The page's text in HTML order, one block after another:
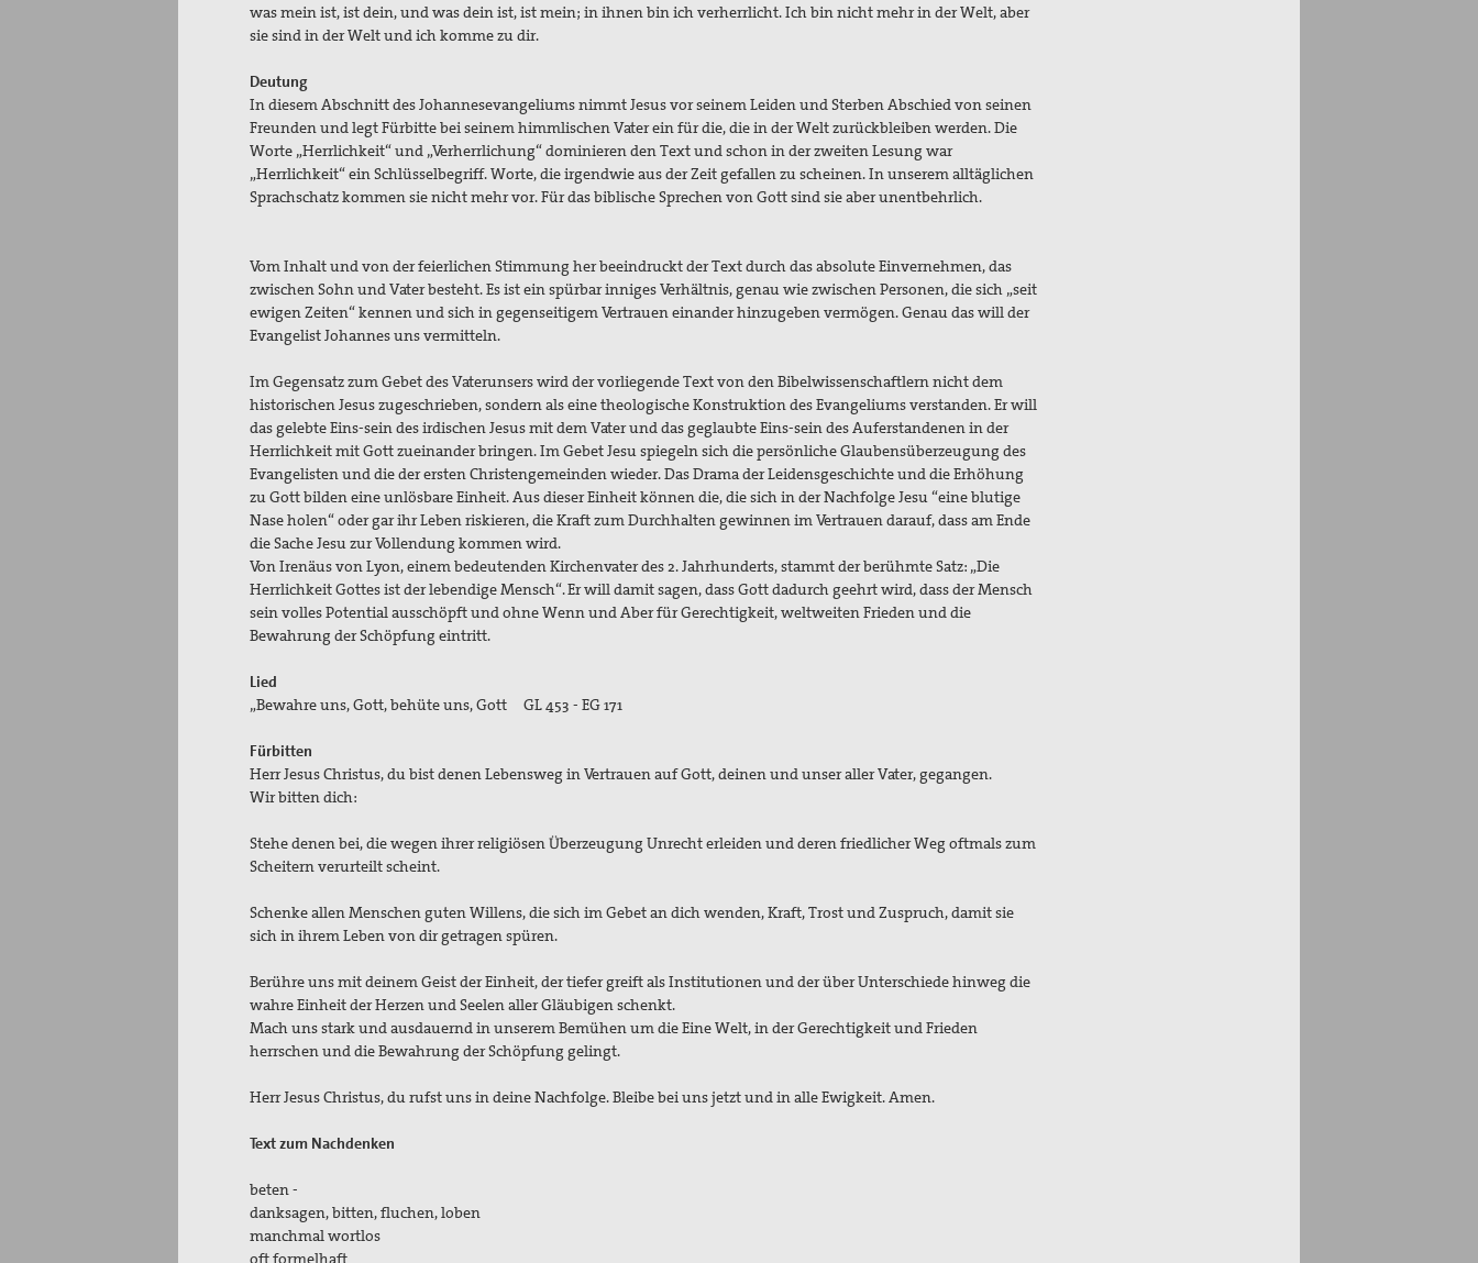
was mein ist, ist dein, und was dein ist, ist mein; in ihnen bin ich verherrlicht. Ich bin nicht mehr in der Welt, aber
sie sind in der Welt und ich komme zu dir.
Deutung
In diesem Abschnitt des Johannesevangeliums nimmt Jesus vor seinem Leiden und Sterben Abschied von seinen
Freunden und legt Fürbitte bei seinem himmlischen Vater ein für die, die in der Welt zurückbleiben werden. Die
Worte „Herrlichkeit“ und „Verherrlichung“ dominieren den Text und schon in der zweiten Lesung war
„Herrlichkeit“ ein Schlüsselbegriff. Worte, die irgendwie aus der Zeit gefallen zu scheinen. In unserem alltäglichen
Sprachschatz kommen sie nicht mehr vor. Für das biblische Sprechen von Gott sind sie aber unentbehrlich.
Vom Inhalt und von der feierlichen Stimmung her beeindruckt der Text durch das absolute Einvernehmen, das
zwischen Sohn und Vater besteht. Es ist ein spürbar inniges Verhältnis, genau wie zwischen Personen, die sich „seit
ewigen Zeiten“ kennen und sich in gegenseitigem Vertrauen einander hinzugeben vermögen. Genau das will der
Evangelist Johannes uns vermitteln.
Im Gegensatz zum Gebet des Vaterunsers wird der vorliegende Text von den Bibelwissenschaftlern nicht dem
historischen Jesus zugeschrieben, sondern als eine theologische Konstruktion des Evangeliums verstanden. Er will
das gelebte Eins-sein des irdischen Jesus mit dem Vater und das geglaubte Eins-sein des Auferstandenen in der
Herrlichkeit mit Gott zueinander bringen. Im Gebet Jesu spiegeln sich die persönliche Glaubensüberzeugung des
Evangelisten und die der ersten Christengemeinden wieder. Das Drama der Leidensgeschichte und die Erhöhung
zu Gott bilden eine unlösbare Einheit. Aus dieser Einheit können die, die sich in der Nachfolge Jesu “eine blutige
Nase holen“ oder gar ihr Leben riskieren, die Kraft zum Durchhalten gewinnen im Vertrauen darauf, dass am Ende
die Sache Jesu zur Vollendung kommen wird.
Von Irenäus von Lyon, einem bedeutenden Kirchenvater des 2. Jahrhunderts, stammt der berühmte Satz: „Die
Herrlichkeit Gottes ist der lebendige Mensch“. Er will damit sagen, dass Gott dadurch geehrt wird, dass der Mensch
sein volles Potential ausschöpft und ohne Wenn und Aber für Gerechtigkeit, weltweiten Frieden und die
Bewahrung der Schöpfung eintritt.
Lied
„Bewahre uns, Gott, behüte uns, Gott GL 453 - EG 171
Fürbitten
Herr Jesus Christus, du bist denen Lebensweg in Vertrauen auf Gott, deinen und unser aller Vater, gegangen.
Wir bitten dich:
Stehe denen bei, die wegen ihrer religiösen Überzeugung Unrecht erleiden und deren friedlicher Weg oftmals zum
Scheitern verurteilt scheint.
Schenke allen Menschen guten Willens, die sich im Gebet an dich wenden, Kraft, Trost und Zuspruch, damit sie
sich in ihrem Leben von dir getragen spüren.
Berühre uns mit deinem Geist der Einheit, der tiefer greift als Institutionen und der über Unterschiede hinweg die
wahre Einheit der Herzen und Seelen aller Gläubigen schenkt.
Mach uns stark und ausdauernd in unserem Bemühen um die Eine Welt, in der Gerechtigkeit und Frieden
herrschen und die Bewahrung der Schöpfung gelingt.
Herr Jesus Christus, du rufst uns in deine Nachfolge. Bleibe bei uns jetzt und in alle Ewigkeit. Amen.
Text zum Nachdenken
beten -
danksagen, bitten, fluchen, loben
manchmal wortlos
oft formelhaft